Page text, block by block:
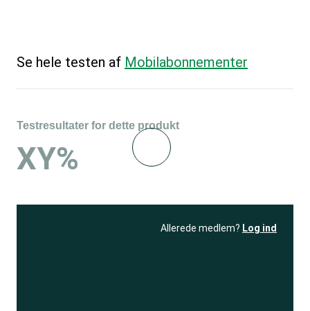
Se hele testen af Mobilabonnementer
Testresultater for dette produkt
XY%
Allerede medlem? Log ind